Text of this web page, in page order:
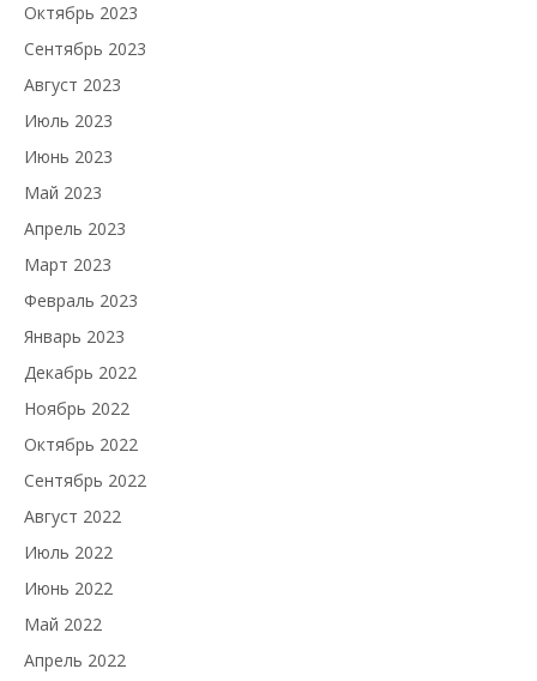
Октябрь 2023
Сентябрь 2023
Август 2023
Июль 2023
Июнь 2023
Май 2023
Апрель 2023
Март 2023
Февраль 2023
Январь 2023
Декабрь 2022
Ноябрь 2022
Октябрь 2022
Сентябрь 2022
Август 2022
Июль 2022
Июнь 2022
Май 2022
Апрель 2022